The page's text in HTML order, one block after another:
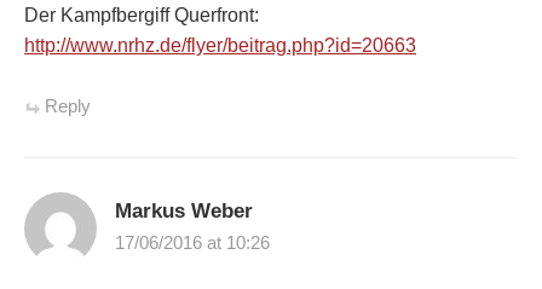
Der Kampfbergiff Querfront:
http://www.nrhz.de/flyer/beitrag.php?id=20663
Reply
Markus Weber
17/06/2016 at 10:26